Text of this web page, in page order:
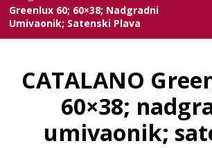
Greenlux 60; 60×38; Nadgradni
Umivaonik; Satenski Plava
CATALANO
60×38;
umivaonik;